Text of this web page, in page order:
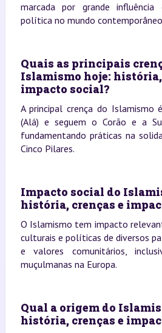
marcada por grande
política no mundo
Quais as principais
Islamismo hoje: história,
impacto social?
A principal crença do Islamismo
(Alá) e seguem o Corão e a
fundamentando práticas na
Cinco Pilares.
Impacto social do
história, crenças e
O Islamismo tem impacto
culturais e políticas de diversos
e valores comunitários,
muçulmanas na Europa.
Qual a origem do
história, crenças e